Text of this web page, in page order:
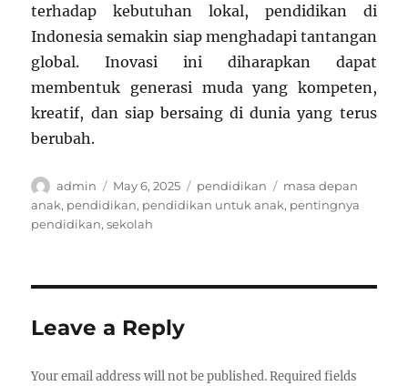
terhadap kebutuhan lokal, pendidikan di
Indonesia semakin siap menghadapi tantangan
global. Inovasi ini diharapkan dapat
membentuk generasi muda yang kompeten,
kreatif, dan siap bersaing di dunia yang terus
berubah.
Author
admin
Posted
on
May 6, 2025 Categories
pendidikan Tags
masa depan
anak, pendidikan, pendidikan untuk anak, pentingnya
pendidikan,sekolah
Leave a Reply
Your email address will not be published. Required fields